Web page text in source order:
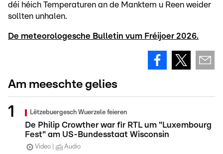
déi héich Temperaturen an de Manktem u Reen weider
sollten unhalen.
De meteorologesche Bulletin vum Fréijoer 2026.
Am meeschte gelies
Lëtzebuergesch Wuerzele feieren
De Philip Crowther war fir RTL um "Luxembourg
Fest" am US-Bundesstaat Wisconsin
Video Audio